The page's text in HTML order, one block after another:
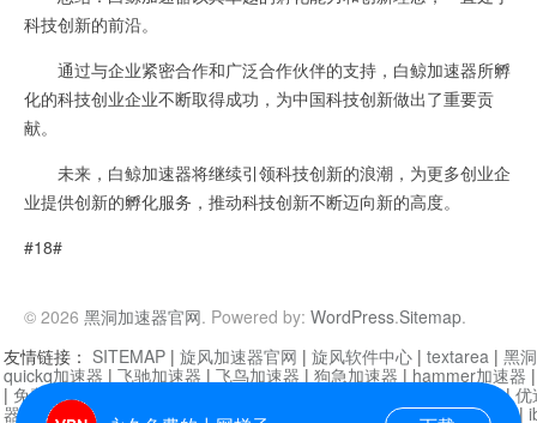
科技创新的前沿。
通过与企业紧密合作和广泛合作伙伴的支持，白鲸加速器所孵
化的科技创业企业不断取得成功，为中国科技创新做出了重要贡
献。
未来，白鲸加速器将继续引领科技创新的浪潮，为更多创业企
业提供创新的孵化服务，推动科技创新不断迈向新的高度。
#18#
© 2026 黑洞加速器官网. Powered by: WordPress.Sitemap.
友情链接： SITEMAP | 旋风加速器官网 | 旋风软件中心 | textarea | 黑
quickq加速器 | 飞驰加速器 | 飞鸟加速器 | 狗急加速器 | hammer加速器
| 免费vqn加速外网 迷雾通|优
器| 快柠檬加速器 |黑洞加速 |falemon 快橙加速器|anycast加速器 |